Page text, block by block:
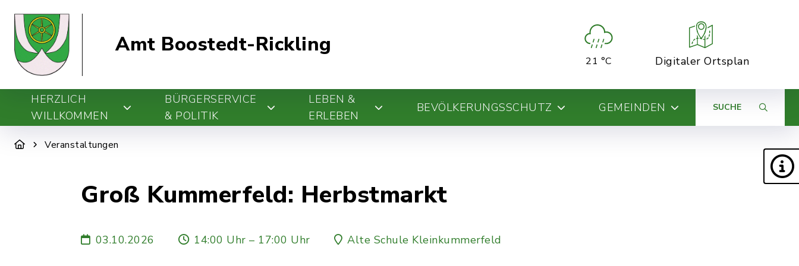
Amt Boostedt-Rickling
21 °C Digitaler Ortsplan
HERZLICH
WILLKOMMEN
BÜRGERSERVICE
& POLITIK
LEBEN &
ERLEBEN
BEVÖLKERUNGSSCHUTZ GEMEINDEN SUCHE
Veranstaltungen
Groß Kummerfeld: Herbstmarkt
03.10.2026 14:00 Uhr – 17:00 Uhr Alte Schule Kleinkummerfeld